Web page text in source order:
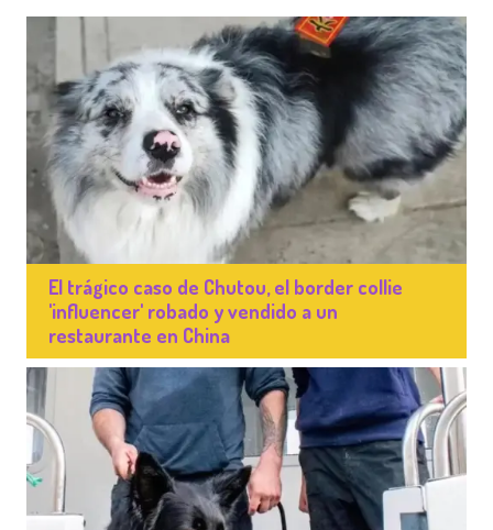
El trágico caso de Chutou, el border collie
'influencer' robado y vendido a un
restaurante en China